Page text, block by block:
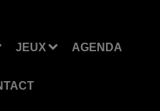
JEUX AGENDA